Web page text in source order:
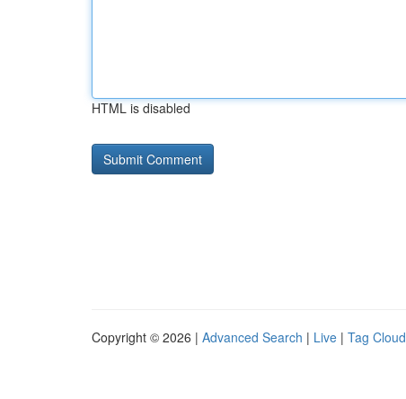
HTML is disabled
Copyright © 2026 | Advanced Search | Live | Tag Cloud